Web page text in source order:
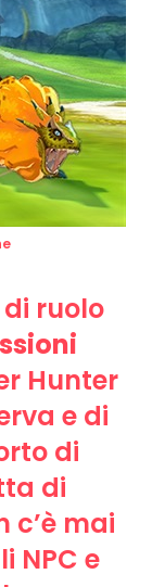
ruolo
Hunter
e di
di
di
c’è mai
NPC e